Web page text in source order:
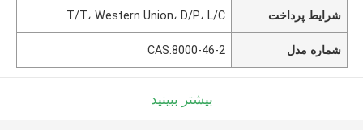
شرایط پرداخت T/T، Western Union، D/P، L/C
شماره مدل CAS:8000-46-2
بیشتر ببینید